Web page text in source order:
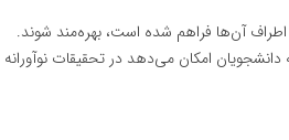
آن‌ها فراهم شده است، بهره‌مند شوند.
امکان می‌دهد در تحقیقات نوآورانه